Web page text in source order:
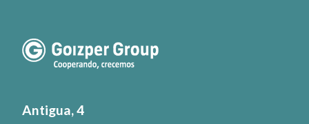
Antigua, 4